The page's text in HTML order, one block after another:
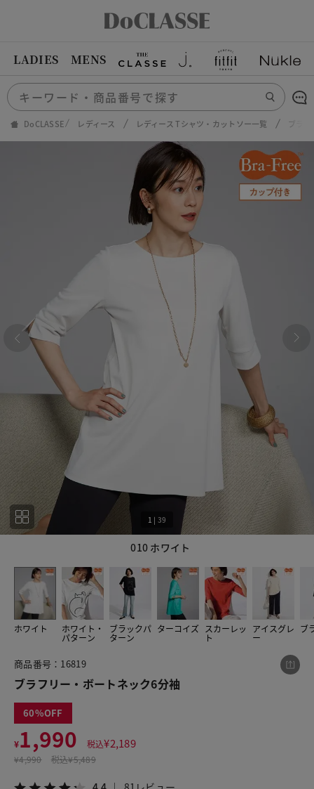
LADIES MENS
DoCLASSE レディース レディース Tシャツ・カットソー一覧 ブラ
010 ホワイト
1 | 39
ホワイト ホワイト・
パターン
ブラックパ
ターン
ターコイズ スカーレッ
ト
アイスグレ
ー
ブ
39
商品番号：16819
ブラフリー・ボートネック6分袖
60
¥1,990 税込¥2,189
¥4,990 税込¥5,489
この商品をシェアする
¥1,990
税込¥2,189